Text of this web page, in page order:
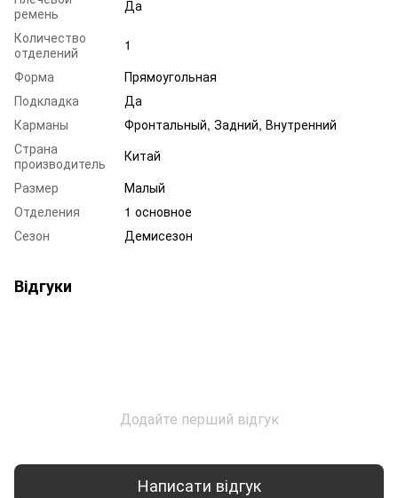
ремень
Да
Количество
отделений
1
Форма
Прямоугольная
Подкладка
Да
Карманы
Фронтальный, Задний, Внутренний
Страна
производитель
Китай
Размер
Малый
Отделения
1 основное
Сезон
Демисезон
Відгуки
Додайте перший відгук
Написати відгук